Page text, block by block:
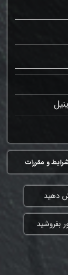
و مقررات
دهید
بفروشید